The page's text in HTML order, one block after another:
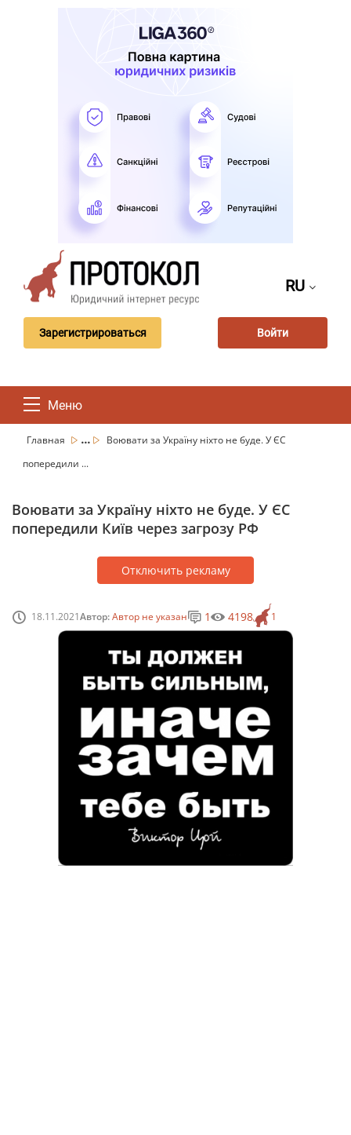
RU
Зарегистрироваться Войти
Меню
Главная ...
Воювати за Україну ніхто не буде. У ЄС
попередили ...
Воювати за Україну ніхто не буде. У ЄС
попередили Київ через загрозу РФ
Отключить рекламу
18.11.2021Автор:Автор не указан 1
1 4198